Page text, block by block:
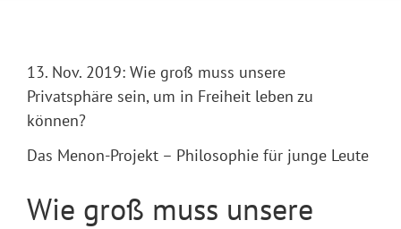
13. Nov. 2019: Wie groß muss unsere
Privatsphäre sein, um in Freiheit leben zu
können?
Das Menon-Projekt – Philosophie für junge Leute
Wie groß muss unsere